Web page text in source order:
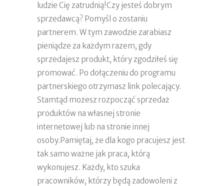
ludzie Cię zatrudnią!Czy jesteś dobrym
sprzedawcą? Pomyśl o zostaniu
partnerem. W tym zawodzie zarabiasz
pieniądze za każdym razem, gdy
sprzedajesz produkt, który zgodziłeś się
promować. Po dołączeniu do programu
partnerskiego otrzymasz link polecający.
Stamtąd możesz rozpocząć sprzedaż
produktów na własnej stronie
internetowej lub na stronie innej
osoby.Pamiętaj, że dla kogo pracujesz jest
tak samo ważne jak praca, którą
wykonujesz. Każdy, kto szuka
pracowników, którzy będą zadowoleni z